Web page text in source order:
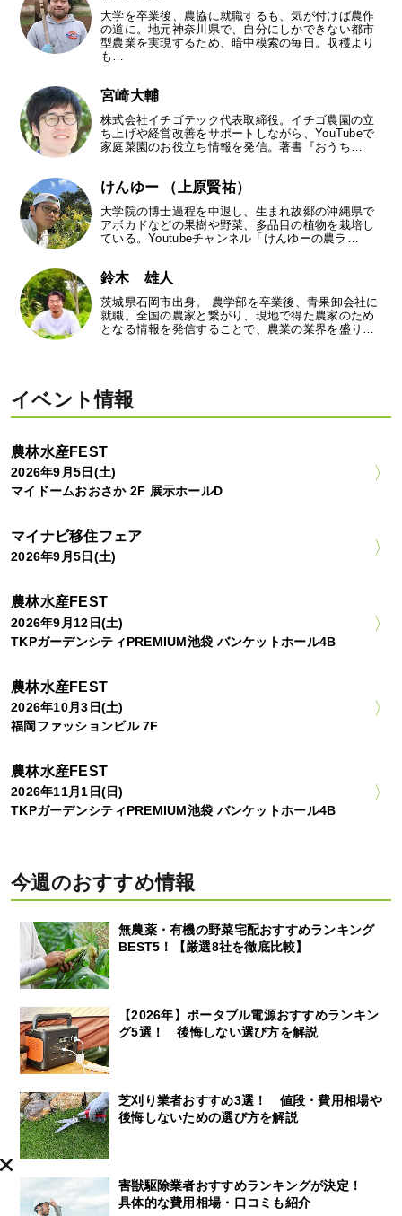
大学を卒業後、農協に就職するも、気が付けば農作
の道に。地元神奈川県で、自分にしかできない都市
型農業を実現するため、暗中模索の毎日。収穫より
も…
宮崎大輔
株式会社イチゴテック代表取締役。イチゴ農園の立
ち上げや経営改善をサポートしながら、YouTubeで
家庭菜園のお役立ち情報を発信。著書『おうち…
けんゆー （上原賢祐）
大学院の博士過程を中退し、生まれ故郷の沖縄県で
アボカドなどの果樹や野菜、多品目の植物を栽培し
ている。Youtubeチャンネル「けんゆーの農ラ…
鈴木 雄人
茨城県石岡市出身。 農学部を卒業後、青果卸会社に
就職。全国の農家と繋がり、現地で得た農家のため
となる情報を発信することで、農業の業界を盛り…
イベント情報
農林水産FEST
2026年9月5日(土)
マイドームおおさか 2F 展示ホールD
マイナビ移住フェア
2026年9月5日(土)
農林水産FEST
2026年9月12日(土)
TKPガーデンシティPREMIUM池袋 バンケットホール4B
農林水産FEST
2026年10月3日(土)
福岡ファッションビル 7F
農林水産FEST
2026年11月1日(日)
TKPガーデンシティPREMIUM池袋 バンケットホール4B
今週のおすすめ情報
無農薬・有機の野菜宅配おすすめランキング
BEST5！【厳選8社を徹底比較】
【2026年】ポータブル電源おすすめランキン
グ5選！ 後悔しない選び方を解説
芝刈り業者おすすめ3選！ 値段・費用相場や
後悔しないための選び方を解説
害獣駆除業者おすすめランキングが決定！
具体的な費用相場・口コミも紹介